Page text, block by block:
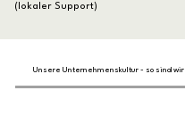
(lokaler Support)
Unsere Unternehmenskultur - so sind wir